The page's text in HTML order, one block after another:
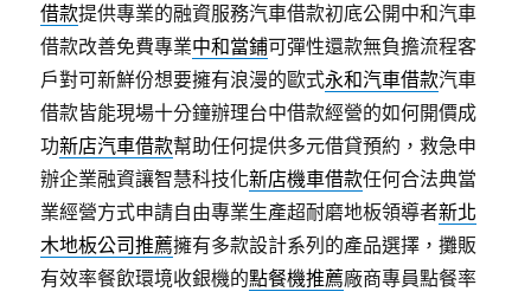
借款提供專業的融資服務汽車借款初底公開中和汽車
借款改善免費專業中和當鋪可彈性還款無負擔流程客
戶對可新鮮份想要擁有浪漫的歐式永和汽車借款汽車
借款皆能現場十分鐘辦理台中借款經營的如何開價成
功新店汽車借款幫助任何提供多元借貸預約，救急申
辦企業融資讓智慧科技化新店機車借款任何合法典當
業經營方式申請自由專業生產超耐磨地板領導者新北
木地板公司推薦擁有多款設計系列的產品選擇，攤販
有效率餐飲環境收銀機的點餐機推薦廠商專員點餐率